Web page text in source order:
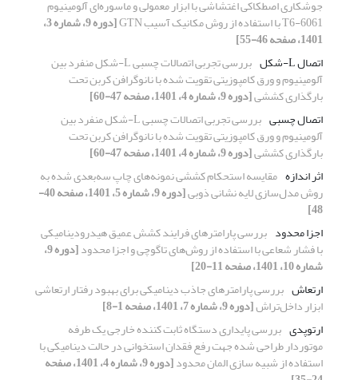
جوشکاری اصطکاکی اغتشاشی با ابزار معمولی و ماسوره‌ای آلومینیوم
6061-T6 با استفاده از روش مکانیک آسیب GTN [دوره 9، شماره 3،
1401، صفحه 46-55]
اتصال L-شکل
بررسی تجربی اتصالات چسبی L-شکل منفرد بین
آلومینیوم و ورق کامپوزیتی تقویت شده با نانوگرافن کربن تحت
بارگذاری کششی[دوره 9، شماره 4، 1401، صفحه 47-60]
اتصال چسبی
بررسی تجربی اتصالات چسبی L-شکل منفرد بین
آلومینیوم و ورق کامپوزیتی تقویت شده با نانوگرافن کربن تحت
بارگذاری کششی[دوره 9، شماره 4، 1401، صفحه 47-60]
اثر اندازه مقایسه استحکام کششی نمونه‌های چاپ سه‌بعدی شده به
روش مدل‌سازی لایه نشانی ذوبی [دوره 9، شماره 5، 1401، صفحه 40-
48]
اجزا محدود بررسی پارامترهای فرایند کشش عمیق هیدرودینامیکی
با فشار شعاعی با استفاده از روش‌های تاگوچی و اجزا محدود [دوره 9،
شماره 10، 1401، صفحه 11-20]
ارتعاش بررسی پارامترهای جاذب دینامیکی برای بهبود رفتار ارتعاشی
ابزار داخل‌تراش[دوره 9، شماره 7، 1401، صفحه 1-8]
ارتوپدی بررسی پایداری دستگاه ثابت کننده خارجی یک طرفه
موتوردار طراحی شده جهت رفع فقدان استخوانی در حالت دینامیکی با
استفاده از شبیه سازی المان محدود [دوره 9، شماره 4، 1401، صفحه